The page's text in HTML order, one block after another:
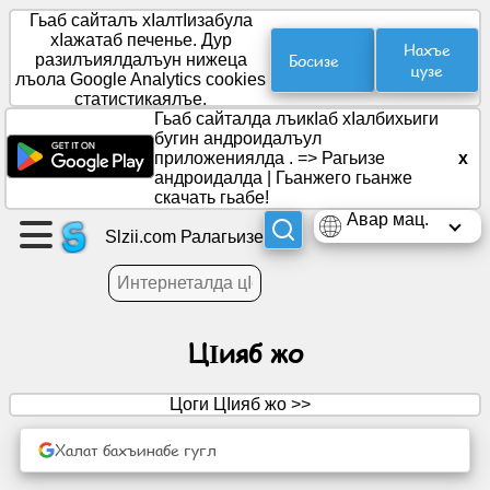
Гьумер
гӀуцӀи
.
гӀуцӀи
.
Повестка
РакӀ
гъезаби
Гьаб сайталъ хӀалтӀизабула
хӀажатаб печенье. Дур
разилъиялдалъун нижеца
лъола Google Analytics cookies
статистикаялъе.
Босизе
Нахъе
цузе
Гьаб сайталда лъикӀаб хӀалбихьиги
бугин андроидалъул
приложениялда . => Рагьизе
андроидалда
Гьанжего гьанже
скачать гьабе!
x
Авар мац.
Slzii.com Ралагьизе
ЦӀияб жо
Цоги ЦӀияб жо >>
Халат бахъинабе гугл